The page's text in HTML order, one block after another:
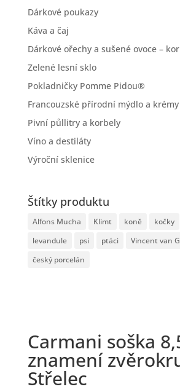
Dárkové poukazy
Káva a čaj
Dárkové ořechy a sušené ovoce –
Zelené lesní sklo
Pokladničky Pomme Pidou®
Francouzské přírodní mýdlo a krémy
Pivní půllitry a korbely
Víno a destiláty
Výroční sklenice
Štítky produktu
Alfons Mucha Klimt koně kočky
levandule
psi ptáci Vincent van
český porcelán
Carmani soška
znamení
Střelec